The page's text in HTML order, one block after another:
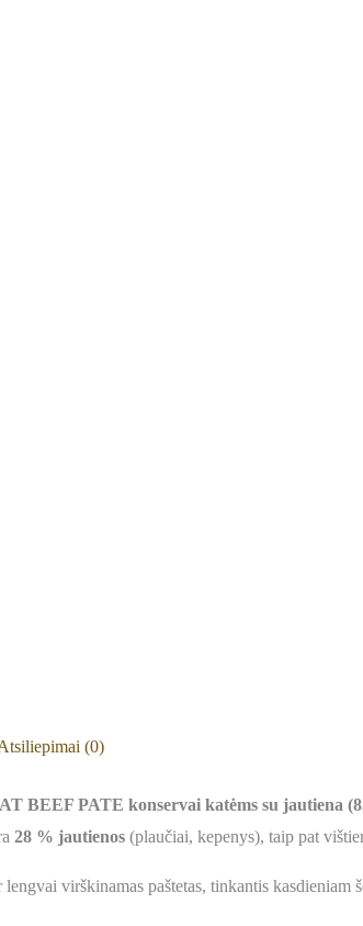
(0)
BEEF PATE konservai katėms su jautiena
28 % jautienos(plaučiai, kepenys), taip pat
lengvai virškinamas paštetas, tinkantis